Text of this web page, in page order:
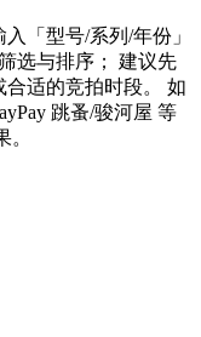
「型号/系列/年份」
选与排序； 建议先
适的竞拍时段。 如
跳蚤/骏河屋 等